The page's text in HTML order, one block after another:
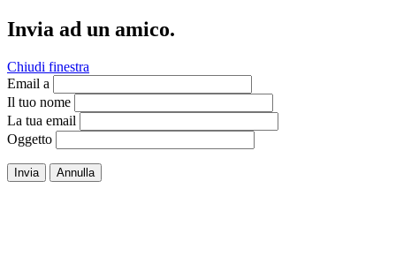
Invia ad un amico.
Chiudi finestra
Email a
Il tuo nome
La tua email
Oggetto
Invia Annulla